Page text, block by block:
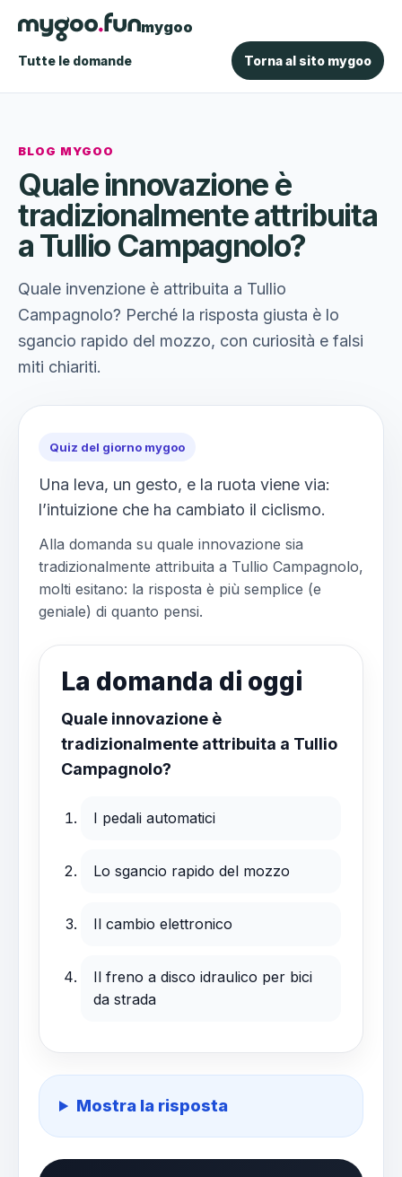
mygoo
Tutte le domande Torna al sito mygoo
BLOG MYGOO
Quale innovazione è
tradizionalmente attribuita
a Tullio Campagnolo?
Quale invenzione è attribuita a Tullio
Campagnolo? Perché la risposta giusta è lo
sgancio rapido del mozzo, con curiosità e falsi
miti chiariti.
Quiz del giorno mygoo
Una leva, un gesto, e la ruota viene via:
l’intuizione che ha cambiato il ciclismo.
Alla domanda su quale innovazione sia
tradizionalmente attribuita a Tullio Campagnolo,
molti esitano: la risposta è più semplice (e
geniale) di quanto pensi.
La domanda di oggi
Quale innovazione è
tradizionalmente attribuita a Tullio
Campagnolo?
I pedali automatici
Lo sgancio rapido del mozzo
Il cambio elettronico
Il freno a disco idraulico per bici
da strada
Mostra la risposta